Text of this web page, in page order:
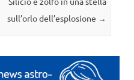
sull’orlo dell’esplosione →